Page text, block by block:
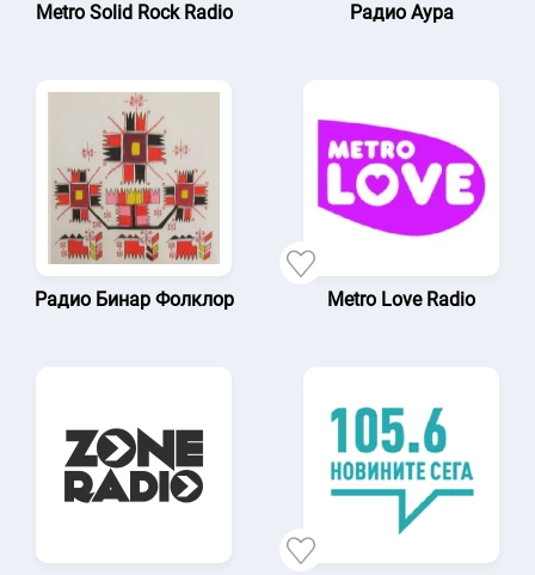
Metro Solid Rock Radiо Радио Аура
Радио Бинар Фолклор Metro Love Radio